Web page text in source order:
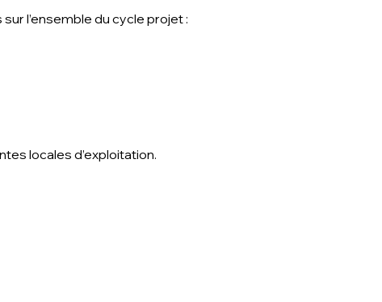
l’ensemble du cycle projet :
locales d’exploitation.